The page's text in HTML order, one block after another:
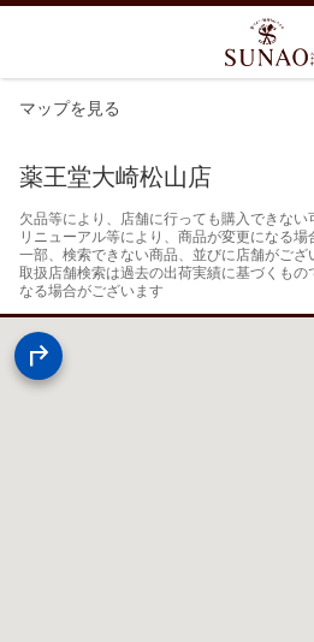
マップを見る
薬王堂大崎松山店
欠品等により、店舗に行っても購入できない
リニューアル等により、商品が変更になる場
一部、検索できない商品、並びに店舗がござ
取扱店舗検索は過去の出荷実績に基づくも
なる場合がございます